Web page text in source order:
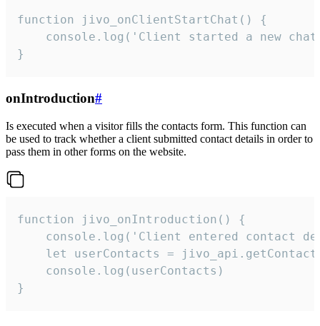
function jivo_onClientStartChat() {
console.log('Client started a new
}
onIntroduction#
Is executed when a visitor fills the contacts form. This function can
be used to track whether a client submitted contact details in order to
pass them in other forms on the website.
function jivo_onIntroduction() {
console.log('Client entered contact
let userContacts =
    console.log(userContacts)
}